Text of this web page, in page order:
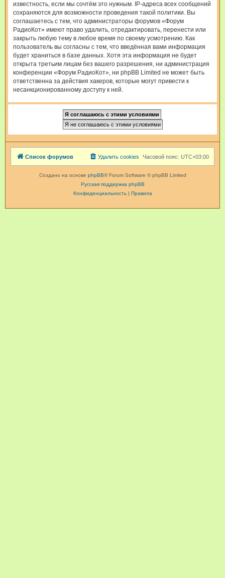
известность, если мы сочтём это нужным. IP-адреса всех сообщений
сохраняются для возможности проведения такой политики. Вы
соглашаетесь с тем, что администраторы форумов «Форум
РадиоКот» имеют право удалить, отредактировать, перенести или
закрыть любую тему в любое время по своему усмотрению. Как
пользователь вы согласны с тем, что введённая вами информация
будет храниться в базе данных. Хотя эта информация не будет
открыта третьим лицам без вашего разрешения, ни администрация
конференции «Форум РадиоКот», ни phpBB Limited не может быть
ответственна за действия хакеров, которые могут привести к
несанкционированному доступу к ней.
Список форумов Часовой пояс: UTC+03:00
Удалить cookies
Создано на основе phpBB® Forum Software © phpBB Limited
Русская поддержка phpBB
Конфиденциальность| Правила